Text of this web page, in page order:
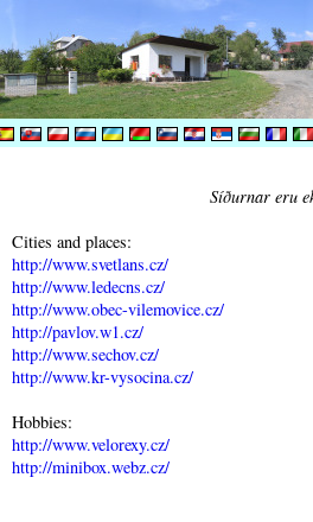
Síðurnar eru
Cities and places:
http://www.svetlans.cz/
http://www.ledecns.cz/
http://www.obec-vilemovice.cz/
http://pavlov.w1.cz/
http://www.sechov.cz/
http://www.kr-vysocina.cz/
Hobbies:
http://www.velorexy.cz/
http://minibox.webz.cz/